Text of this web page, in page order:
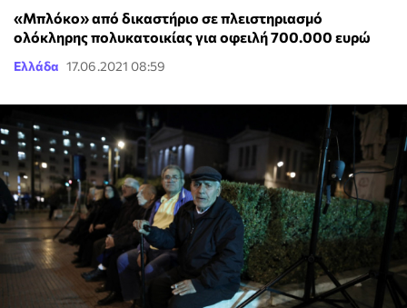
«Μπλόκο» από δικαστήριο σε πλειστηριασμό
ολόκληρης πολυκατοικίας για οφειλή 700.000 ευρώ
Ελλάδα 17.06.2021 08:59